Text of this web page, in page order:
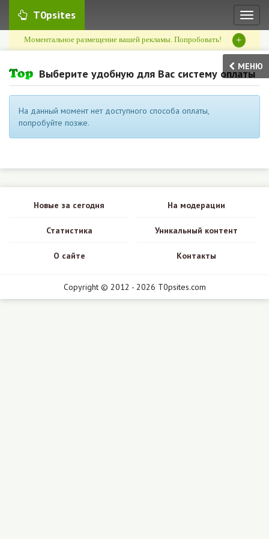
T0psites
Моментальное размещение вашей рекламы. Попробовать! +
МЕНЮ
Выберите удобную для Вас систему оплаты
На данный момент нет доступного способа оплаты,
попробуйте позже.
Новые за сегодня На модерации
Статистика Уникальный контент
О сайте Контакты
Copyright © 2012 - 2026 T0psites.com